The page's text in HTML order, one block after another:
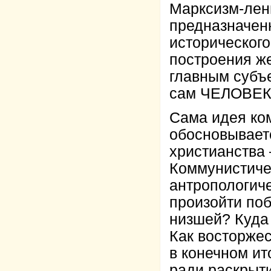
Марксизм-
построения
главным
сам
Сама идея
произойти
низшей? Куда
Как
в конечном